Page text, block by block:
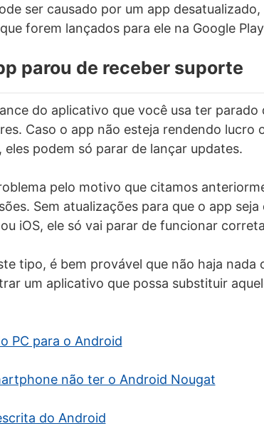
ser causado por um app
forem lançados para ele na Google
parou de receber suporte
do aplicativo que você usa ter parado
Caso o app não esteja rendendo lucro
podem só parar de lançar updates.
pelo motivo que citamos
Sem atualizações para que o app
iOS, ele só vai parar de funcionar
tipo, é bem provável que não haja nada
um aplicativo que possa substituir
PC para o Android
não ter o Android Nougat
do Android